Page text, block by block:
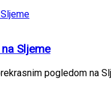
Sljeme
pogledom na